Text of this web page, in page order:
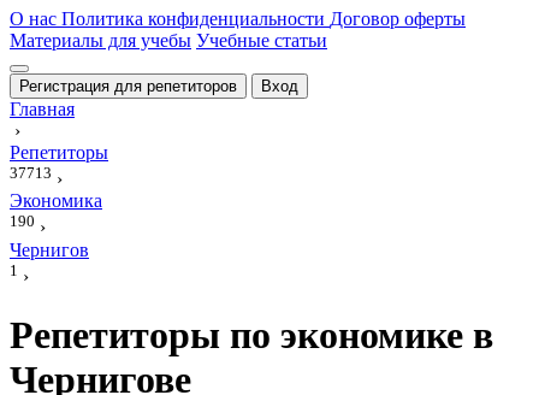
О нас Политика конфиденциальности Договор оферты
Материалы для учебы Учебные статьи
Регистрация для репетиторов Вход
Главная
›
Репетиторы
37713 ›
Экономика
190 ›
Чернигов
1 ›
Репетиторы по экономике в
Чернигове